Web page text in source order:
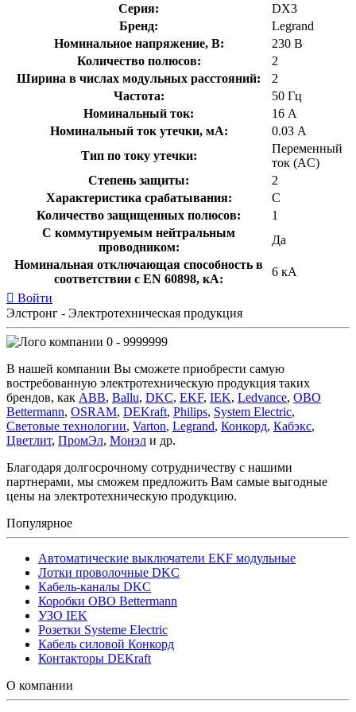
Серия:
DX3
Бренд:
Legrand
Номинальное напряжение, В:
230 В
Количество полюсов:
2
Ширина в числах модульных расстояний:
2
Частота:
50 Гц
Номинальный ток:
16 А
Номинальный ток утечки, мА:
0.03 А
Тип по току утечки:
Переменный
ток (AC)
Степень защиты:
2
Характеристика срабатывания:
C
Количество защищенных полюсов:
1
С коммутируемым нейтральным
проводником:
Да
Номинальная отключающая способность в
соответствии с EN 60898, кА:
6 кА
Войти
Элстронг - Электротехническая продукция
0 - 9999999
В нашей компании Вы сможете приобрести самую
востребованную электротехническую продукция таких
брендов, как ABB, Ballu, DKC, EKF, IEK, Ledvance, OBO
Bettermann, OSRAM, DEKraft, Philips, System Electric,
Световые технологии, Varton, Legrand, Конкорд, Кабэкс,
Цветлит, ПромЭл, Монэл и др.
Благодаря долгосрочному сотрудничеству с нашими
партнерами, мы сможем предложить Вам самые выгодные
цены на электротехническую продукцию.
Популярное
Автоматические выключатели EKF модульные
Лотки проволочные DKC
Кабель-каналы DKC
Коробки OBO Bettermann
УЗО IEK
Розетки Systeme Electric
Кабель силовой Конкорд
Контакторы DEKraft
О компании